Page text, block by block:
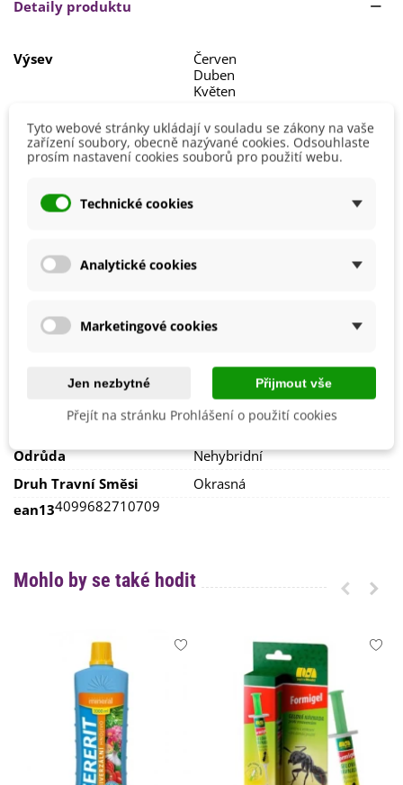
hloubky 0,5 cm. Vyžadují
Detaily produktu
Výsev
Červen
Duben
Květen
Výška
40 - 60 cm
60 - 80 cm
80 - 100 cm
Doba Kvetení
Červenec
Září
Sperli
Vegetační Doba
Odrůda
Nehybridní
Druh Travní Směsi
Okrasná
ean134099682710709
Mohlo by se také hodit
Tyto webové stránky ukládají v souladu se zákony na vaše
zařízení soubory, obecně nazývané cookies. Odsouhlaste
prosím nastavení cookies souborů pro použití webu.
Technické cookies
Analytické cookies
Marketingové cookies
Jen nezbytné Přijmout vše
Přejít na stránku Prohlášení o použití cookies